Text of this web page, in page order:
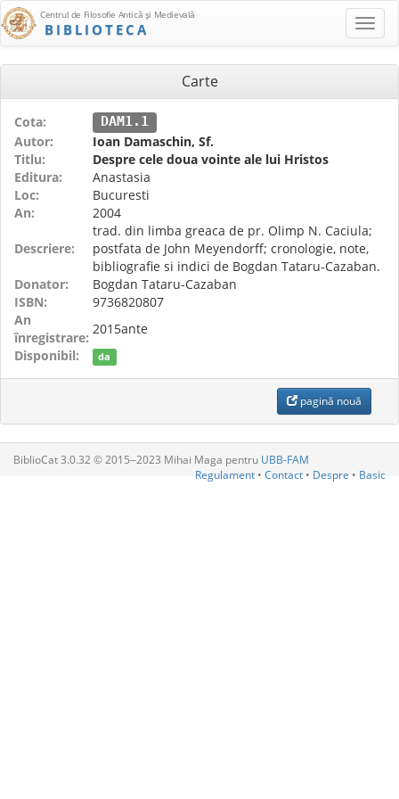
Centrul de Filosofie Antică şi Medievală
BIBLIOTECA
Carte
Cota: DAM1.1
Autor:
Ioan Damaschin, Sf.
Titlu:
Despre cele doua vointe ale lui Hristos
Editura:
Anastasia
Loc:
Bucuresti
An:
2004
Descriere:
trad. din limba greaca de pr. Olimp N. Caciula;
postfata de John Meyendorff; cronologie, note,
bibliografie si indici de Bogdan Tataru-Cazaban.
Donator:
Bogdan Tataru-Cazaban
ISBN:
9736820807
An
înregistrare:
2015ante
Disponibil:
da
pagină nouă
BiblioCat 3.0.32 © 2015‒2023 Mihai Maga pentru UBB-FAM
Regulament • Contact • Despre • Basic